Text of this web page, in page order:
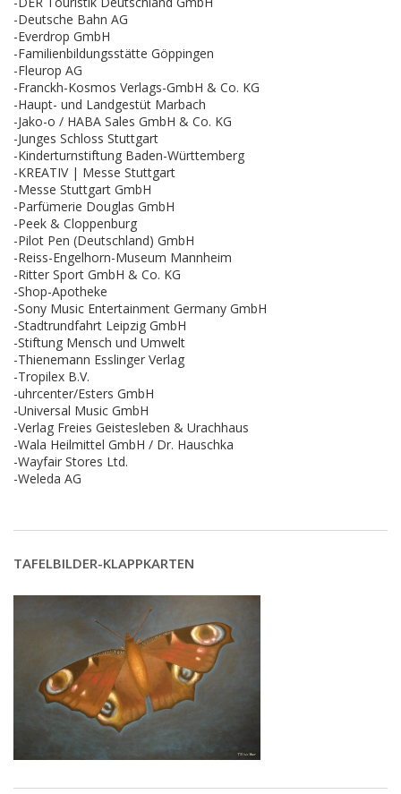
-Deutsche Bahn AG
-Everdrop GmbH
-Familienbildungsstätte Göppingen
-Fleurop AG
-Franckh-Kosmos Verlags-GmbH & Co. KG
-Haupt- und Landgestüt Marbach
-Jako-o / HABA Sales GmbH & Co. KG
-Junges Schloss Stuttgart
-Kinderturnstiftung Baden-Württemberg
-KREATIV | Messe Stuttgart
-Messe Stuttgart GmbH
-Parfümerie Douglas GmbH
-Peek & Cloppenburg
-Pilot Pen (Deutschland) GmbH
-Reiss-Engelhorn-Museum Mannheim
-Ritter Sport GmbH & Co. KG
-Shop-Apotheke
-Sony Music Entertainment Germany GmbH
-Stadtrundfahrt Leipzig GmbH
-Stiftung Mensch und Umwelt
-Thienemann Esslinger Verlag
-Tropilex B.V.
-uhrcenter/Esters GmbH
-Universal Music GmbH
-Verlag Freies Geistesleben & Urachhaus
-Wala Heilmittel GmbH / Dr. Hauschka
-Wayfair Stores Ltd.
-Weleda AG
TAFELBILDER-KLAPPKARTEN